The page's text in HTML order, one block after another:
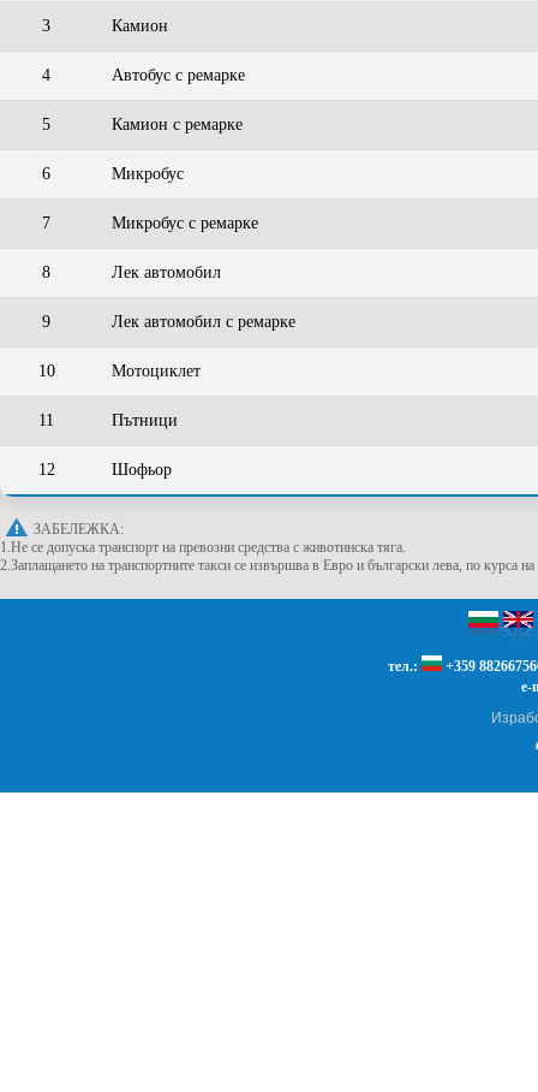
3 Камион
4 Автобус с ремарке
5 Камион с ремарке
6 Микробус
7 Микробус с ремарке
8 Лек автомобил
9 Лек автомобил с ремарке
10 Мотоциклет
11 Пътници
12 Шофьор
ЗАБЕЛЕЖКА:
1.Не се допуска транспорт на превозни средства с животинска тяга.
2.Заплащането на транспортните такси се извършва в Евро и български лева, по курса на
тел.:
+359
e-